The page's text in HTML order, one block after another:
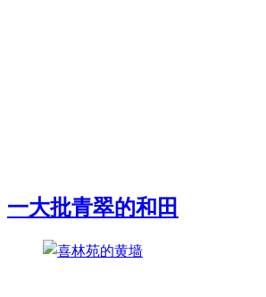
一大批青翠的和田